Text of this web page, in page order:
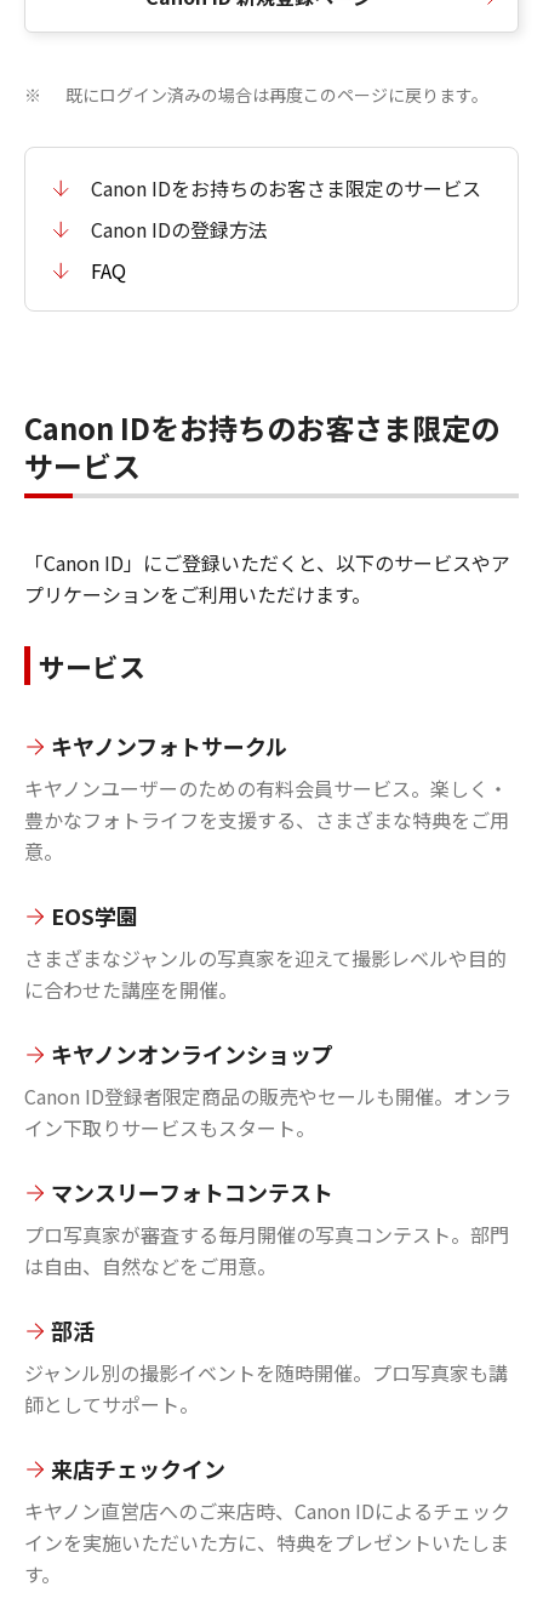
※ 既にログイン済みの場合は再度このページに戻ります。
Canon IDをお持ちのお客さま限定のサービス
Canon IDの登録方法
FAQ
Canon IDをお持ちのお客さま限定の
サービス
「Canon ID」にご登録いただくと、以下のサービスやア
プリケーションをご利用いただけます。
サービス
キヤノンフォトサークル
キヤノンユーザーのための有料会員サービス。楽しく・
豊かなフォトライフを支援する、さまざまな特典をご用
意。
EOS学園
さまざまなジャンルの写真家を迎えて撮影レベルや目的
に合わせた講座を開催。
キヤノンオンラインショップ
Canon ID登録者限定商品の販売やセールも開催。オンラ
イン下取りサービスもスタート。
マンスリーフォトコンテスト
プロ写真家が審査する毎月開催の写真コンテスト。部門
は自由、自然などをご用意。
部活
ジャンル別の撮影イベントを随時開催。プロ写真家も講
師としてサポート。
来店チェックイン
キヤノン直営店へのご来店時、Canon IDによるチェック
インを実施いただいた方に、特典をプレゼントいたしま
す。